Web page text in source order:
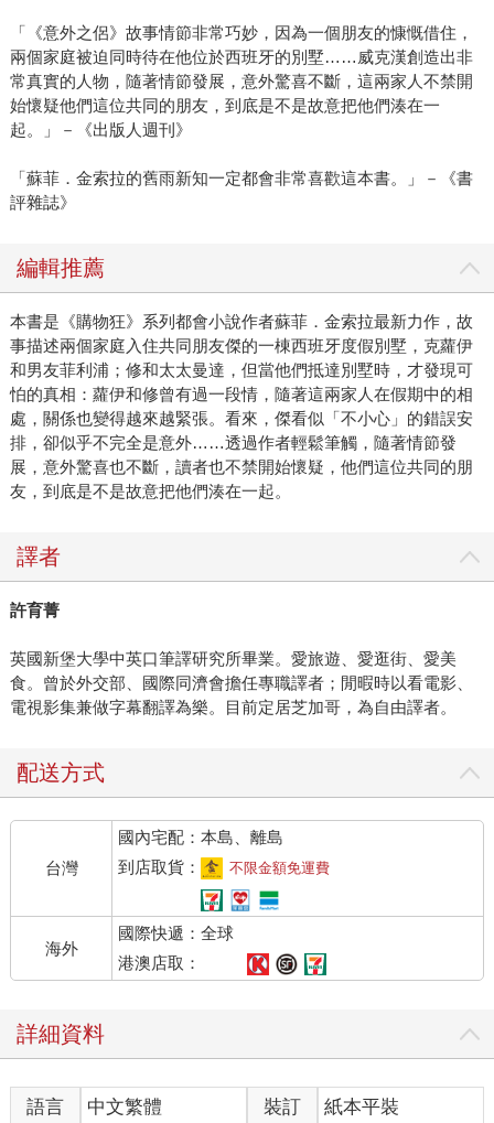
苦。」 從金索拉最新力作《1920魔幻女孩》（馥林文化），
可以見到作家突破自我的努力。作品一面維持她一貫的詼諧
幽默，一面推陳出新祭出魔幻題材，甫出版就攻下英國亞馬
遜網路書店暢銷榜第一名。 金索拉目前正在著手撰寫購物狂
第六集《Mini Shopaholic》，預計2010年9月問世。現實的
她跟麗貝卡一樣喜事臨門，正準備迎接第四個寶寶到來。
＊ 文中蘇菲．金索拉照片，由馥林文化提供。
「《意外之侶》故事情節非常巧妙，因為一個朋友的慷慨借住，
兩個家庭被迫同時待在他位於西班牙的別墅……威克漢創造出非
常真實的人物，隨著情節發展，意外驚喜不斷，這兩家人不禁開
始懷疑他們這位共同的朋友，到底是不是故意把他們湊在一
起。」－《出版人週刊》
「蘇菲．金索拉的舊雨新知一定都會非常喜歡這本書。」－《書
評雜誌》
編輯推薦
本書是《購物狂》系列都會小說作者蘇菲．金索拉最新力作，故
事描述兩個家庭入住共同朋友傑的一棟西班牙度假別墅，克蘿伊
和男友菲利浦；修和太太曼達，但當他們抵達別墅時，才發現可
怕的真相：蘿伊和修曾有過一段情，隨著這兩家人在假期中的相
處，關係也變得越來越緊張。看來，傑看似「不小心」的錯誤安
排，卻似乎不完全是意外……透過作者輕鬆筆觸，隨著情節發
展，意外驚喜也不斷，讀者也不禁開始懷疑，他們這位共同的朋
友，到底是不是故意把他們湊在一起。
譯者
許育菁
英國新堡大學中英口筆譯研究所畢業。愛旅遊、愛逛街、愛美
食。曾於外交部、國際同濟會擔任專職譯者；閒暇時以看電影、
電視影集兼做字幕翻譯為樂。目前定居芝加哥，為自由譯者。
配送方式
台灣
國內宅配：本島、離島
到店取貨：
不限金額免運費
海外
國際快遞：全球
港澳店取：
詳細資料
語言 中文繁體 裝訂
紙本平裝